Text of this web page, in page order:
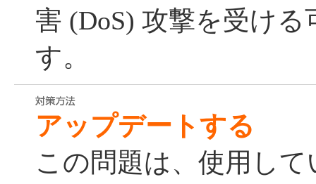
害 (DoS) 攻撃を受け
す。
アップデートする
この問題は、使用して